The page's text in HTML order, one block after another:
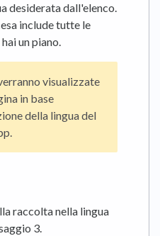
desiderata dall'elenco.
include tutte le
un piano.
visualizzate
in base
della lingua del
raccolta nella lingua
3.